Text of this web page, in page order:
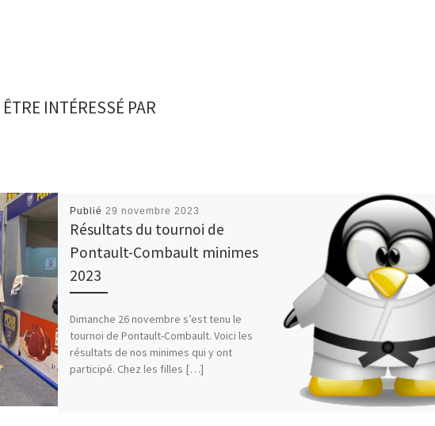
INTÉRESSÉ PAR
Publié 29 novembre 2023
Résultats du tournoi de
Pontault-Combault minimes
2023
Dimanche 26 novembre s’est tenu le
tournoi de Pontault-Combault. Voici les
résultats de nos minimes qui y ont
participé. Chez les filles […]